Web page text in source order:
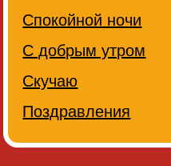
Спокойной ночи
С добрым утром
Скучаю
Поздравления